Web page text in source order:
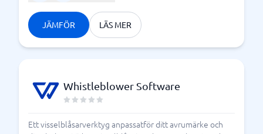
JÄMFÖR LÄS MER
Whistleblower Software
Ett visselblåsarverktyg anpassatför ditt avrumärke och